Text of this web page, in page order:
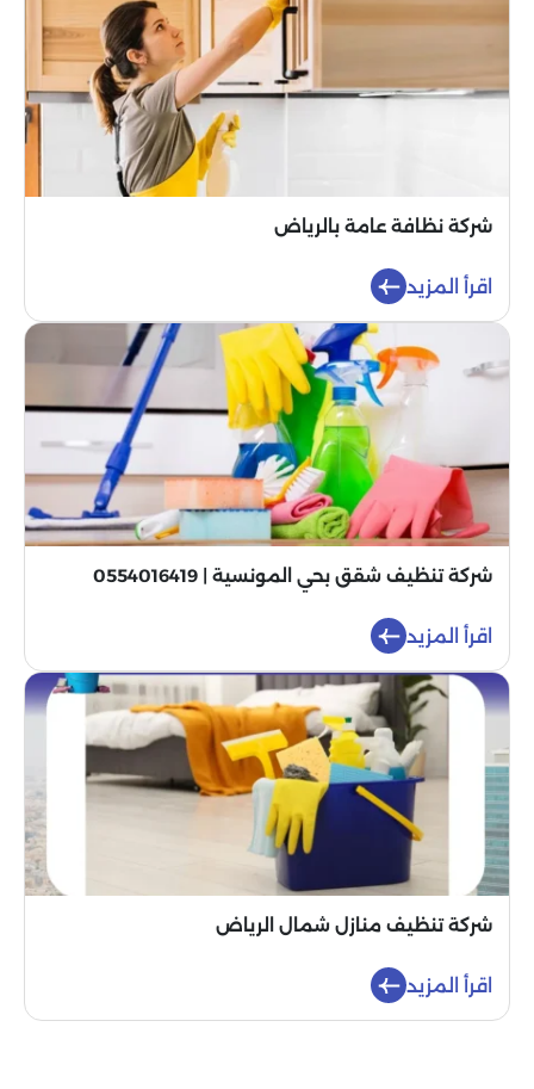
شركة نظافة عامة بالرياض
اقرأ المزيد
شركة تنظيف شقق بحي المونسية | 0554016419
اقرأ المزيد
شركة تنظيف منازل شمال الرياض
اقرأ المزيد